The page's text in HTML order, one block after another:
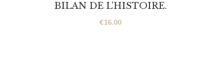
BILAN DE L’HISTOIRE.
€16.00